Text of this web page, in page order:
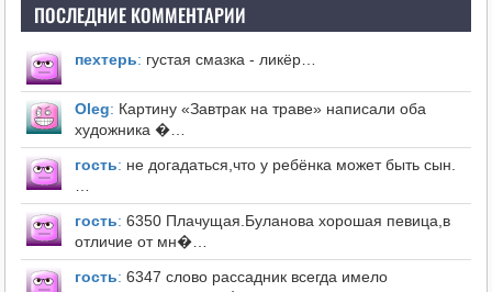
ПОСЛЕДНИЕ КОММЕНТАРИИ
пехтерь: густая смазка - ликёр…
Оleg: Картину «Завтрак на траве» написали оба
художника �…
гость: не догадаться,что у ребёнка может быть сын.
…
гость: 6350 Плачущая.Буланова хорошая певица,в
отличие от мн�…
гость: 6347 слово рассадник всегда имело